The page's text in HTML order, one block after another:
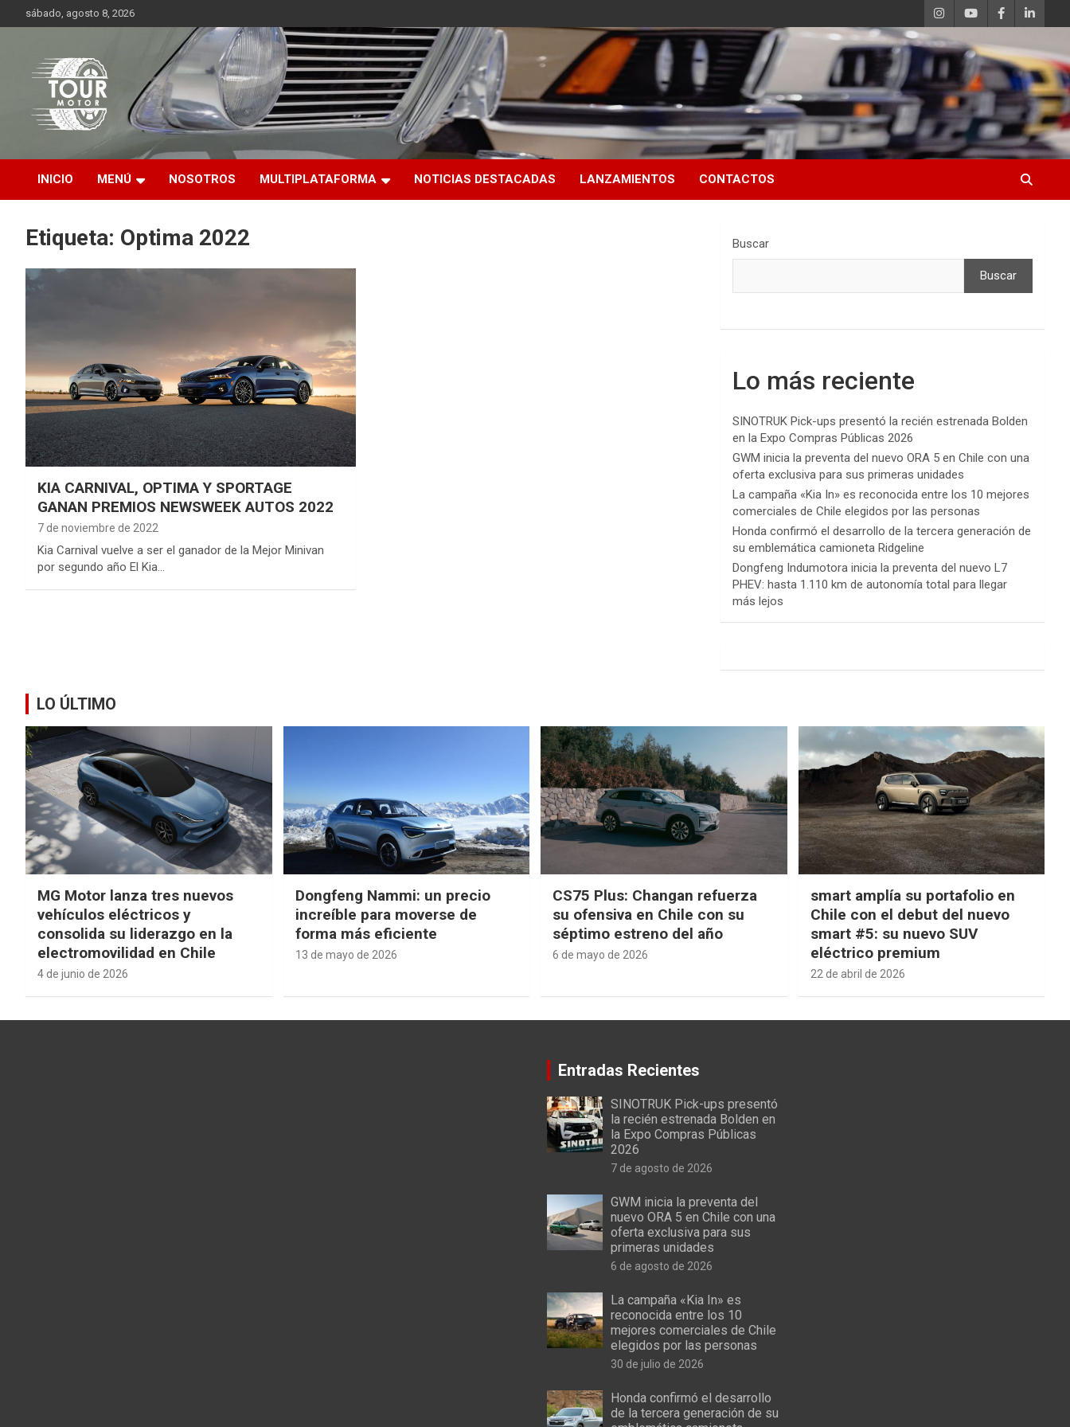
al
sábado, agosto 8, 2026
Tour Motor
Plataforma de contenido audiovisual para el sector automotriz
INICIO MENÚ NOSOTROS MULTIPLATAFORMA NOTICIAS DESTACADAS LANZAMIENTOS CONTACTOS
Etiqueta: Optima 2022
KIA CARNIVAL, OPTIMA Y SPORTAGE
GANAN PREMIOS NEWSWEEK AUTOS 2022
7 de noviembre de 2022
Kia Carnival vuelve a ser el ganador de la Mejor Minivan
por segundo año El Kia…
Buscar
Buscar
Lo más reciente
SINOTRUK Pick-ups presentó la recién estrenada Bolden
en la Expo Compras Públicas 2026
GWM inicia la preventa del nuevo ORA 5 en Chile con una
oferta exclusiva para sus primeras unidades
La campaña «Kia In» es reconocida entre los 10 mejores
comerciales de Chile elegidos por las personas
Honda confirmó el desarrollo de la tercera generación de
su emblemática camioneta Ridgeline
Dongfeng Indumotora inicia la preventa del nuevo L7
PHEV: hasta 1.110 km de autonomía total para llegar
más lejos
LO ÚLTIMO
MG Motor lanza tres nuevos
vehículos eléctricos y
consolida su liderazgo en la
electromovilidad en Chile
4 de junio de 2026
Dongfeng Nammi: un precio
increíble para moverse de
forma más eficiente
13 de mayo de 2026
CS75 Plus: Changan refuerza
su ofensiva en Chile con su
séptimo estreno del año
6 de mayo de 2026
smart amplía su portafolio en
Chile con el debut del nuevo
smart #5: su nuevo SUV
eléctrico premium
22 de abril de 2026
Entradas Recientes
SINOTRUK Pick-ups presentó
la recién estrenada Bolden en
la Expo Compras Públicas
2026
7 de agosto de 2026
GWM inicia la preventa del
nuevo ORA 5 en Chile con una
oferta exclusiva para sus
primeras unidades
6 de agosto de 2026
La campaña «Kia In» es
reconocida entre los 10
mejores comerciales de Chile
elegidos por las personas
30 de julio de 2026
Honda confirmó el desarrollo
de la tercera generación de su